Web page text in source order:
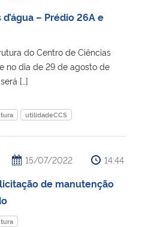
– Prédio 26A e
do Centro de Ciências
no dia de 29 de agosto de
[…]
utilidadeCCS
15/07/2022 14:44
de manutenção